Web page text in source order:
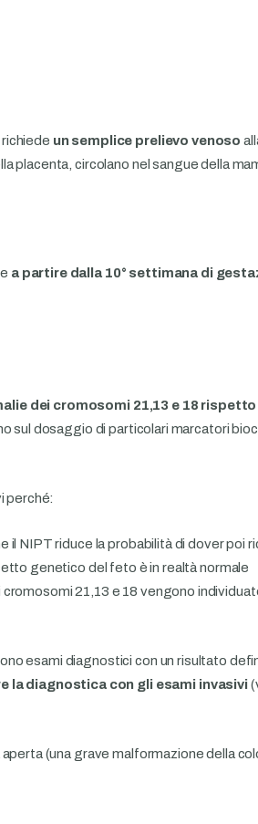
un semplice prelievo venoso
circolano nel sangue della
a partire dalla 10° settimana di
dei cromosomi 21,13 e 18
dosaggio di particolari marcatori
perché:
NIPT riduce la probabilità di dover poi
genetico del feto è in realtà normale
21,13 e 18 vengono
esami diagnostici con un risultato
la diagnostica con gli esami invasivi
(una grave malformazione della